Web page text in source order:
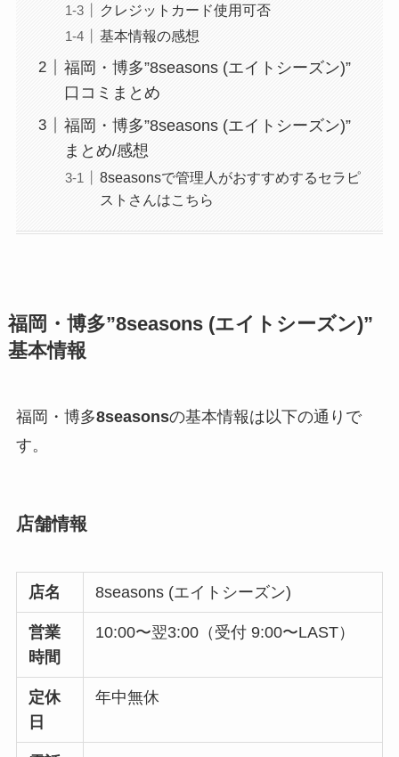
クレジットカード使用可否
基本情報の感想
福岡・博多”8seasons (エイトシーズン)”
口コミまとめ
福岡・博多”8seasons (エイトシーズン)”
まとめ/感想
8seasonsで管理人がおすすめするセラピ
ストさんはこちら
福岡・博多”8seasons (エイトシーズン)”
基本情報
福岡・博多8seasonsの基本情報は以下の通りで
す。
店舗情報
店名 8seasons (エイトシーズン)
営業
時間
10:00〜翌3:00（受付 9:00〜LAST）
定休
日
年中無休